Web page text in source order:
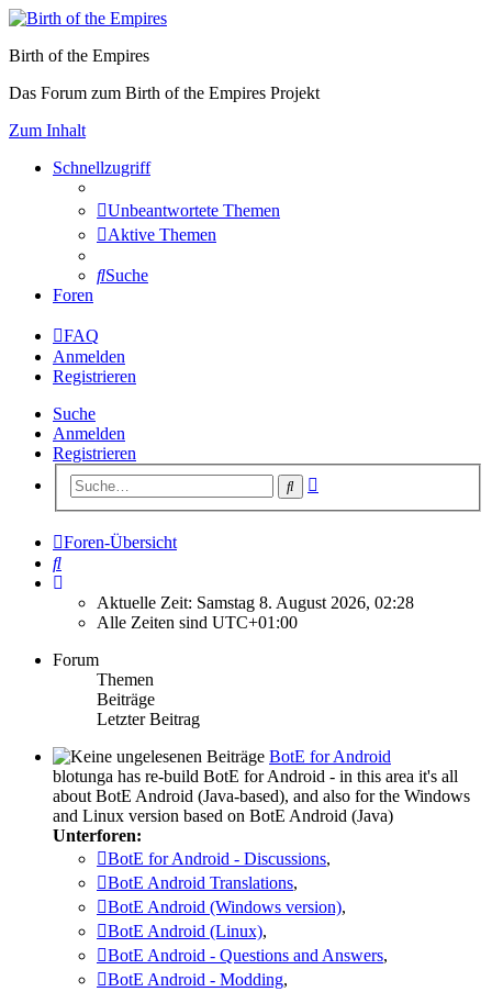
Birth of the Empires
Das Forum zum Birth of the Empires Projekt
Zum Inhalt
Schnellzugriff
Unbeantwortete Themen
Aktive Themen
Suche
Foren
FAQ
Anmelden
Registrieren
Suche
Anmelden
Registrieren
Suche
Foren-Übersicht
Suche
Aktuelle Zeit: Samstag 8. August 2026, 02:28
Alle Zeiten sind UTC+01:00
Forum
Themen
Beiträge
Letzter Beitrag
BotE for Android
blotunga has re-build BotE for Android - in this area it's all
about BotE Android (Java-based), and also for the Windows
and Linux version based on BotE Android (Java)
Unterforen:
BotE for Android - Discussions,
BotE Android Translations,
BotE Android (Windows version),
BotE Android (Linux),
BotE Android - Questions and Answers,
BotE Android - Modding,